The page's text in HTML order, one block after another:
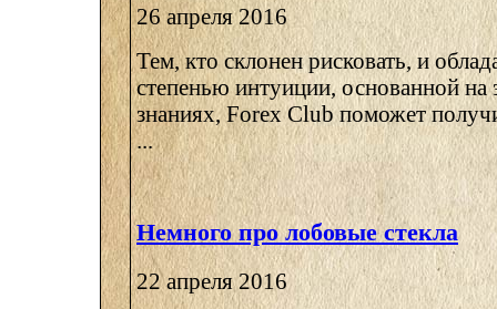
26 апреля 2016
Тем, кто склонен рисковать, и
степенью интуиции, основанной на
знаниях, Forex Club поможет
...
Немного про лобовые стекла
22 апреля 2016